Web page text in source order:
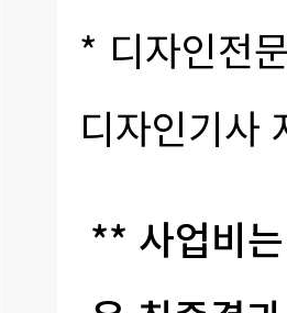
* 디자인전
디자인기사
** 사업비